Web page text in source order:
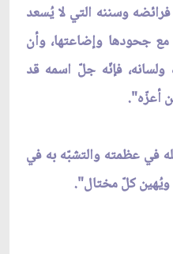
وسننه التي لا يُسعد
مع جحودها وإضاعتها، وأن
ولسانه، فإنّه جلّ اسمه قد
أعزّه".
في عظمته والتشبّه به في
ويُهين كلّ مختال".